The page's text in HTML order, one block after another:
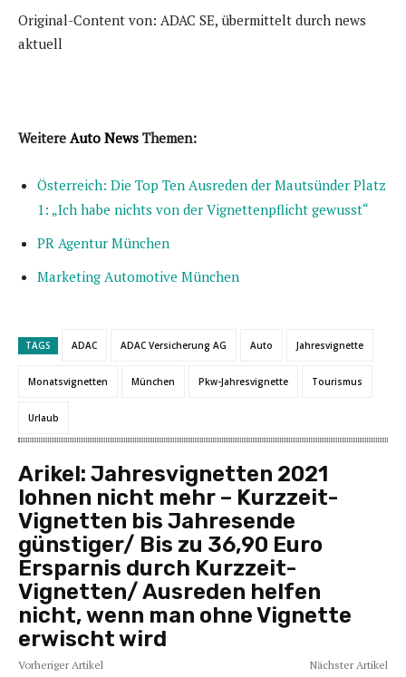
Original-Content von: ADAC SE, übermittelt durch news
aktuell
Weitere Auto News Themen:
Österreich: Die Top Ten Ausreden der Mautsünder Platz
1: „Ich habe nichts von der Vignettenpflicht gewusst“
PR Agentur München
Marketing Automotive München
TAGS ADAC ADAC Versicherung AG Auto Jahresvignette
Monatsvignetten München Pkw-Jahresvignette Tourismus
Urlaub
Arikel: Jahresvignetten 2021
lohnen nicht mehr – Kurzzeit-
Vignetten bis Jahresende
günstiger/ Bis zu 36,90 Euro
Ersparnis durch Kurzzeit-
Vignetten/ Ausreden helfen
nicht, wenn man ohne Vignette
erwischt wird
Vorheriger Artikel Nächster Artikel